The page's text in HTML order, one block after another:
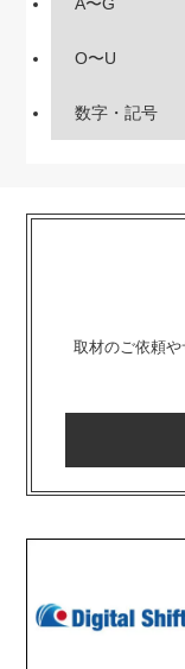
O〜U
数字・記号
取材のご依頼